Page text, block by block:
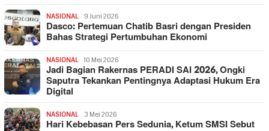
NASIONAL 9 Juni 2026
Dasco: Pertemuan Chatib Basri dengan Presiden
Bahas Strategi Pertumbuhan Ekonomi
NASIONAL 10 Mei 2026
Jadi Bagian Rakernas PERADI SAI 2026, Ongki
Saputra Tekankan Pentingnya Adaptasi Hukum Era
Digital
NASIONAL 3 Mei 2026
Hari Kebebasan Pers Sedunia, Ketum SMSI Sebut